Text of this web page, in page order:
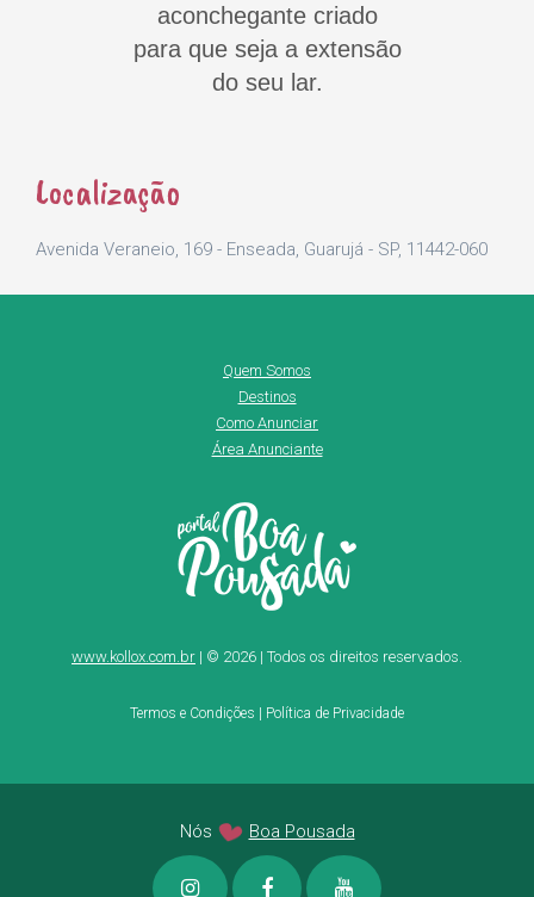
aconchegante criado
para que seja a extensão
do seu lar.
Localização
Avenida Veraneio, 169 - Enseada, Guarujá - SP, 11442-060
Quem Somos
Destinos
Como Anunciar
Área Anunciante
www.kollox.com.br | © 2026 | Todos os direitos reservados.
Termos e Condições | Política de Privacidade
Nós Boa Pousada